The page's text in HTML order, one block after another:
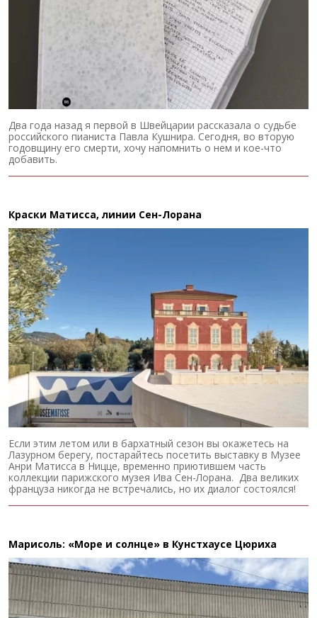
Два года назад я первой в Швейцарии рассказала о судьбе
российского пианиста Павла Кушнира. Сегодня, во вторую
годовщину его смерти, хочу напомнить о нем и кое-что
добавить.
Краски Матисса, линии Сен-Лорана
Если этим летом или в бархатный сезон вы окажетесь на
Лазурном берегу, постарайтесь посетить выставку в Музее
Анри Матисса в Ницце, временно приютившем часть
коллекции парижского музея Ива Сен-Лорана. Два великих
француза никогда не встречались, но их диалог состоялся!
Марисоль: «Море и солнце» в Кунстхаусе Цюриха